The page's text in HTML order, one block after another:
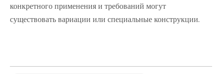
конкретного применения и требований могут
существовать вариации или специальные конструкции.